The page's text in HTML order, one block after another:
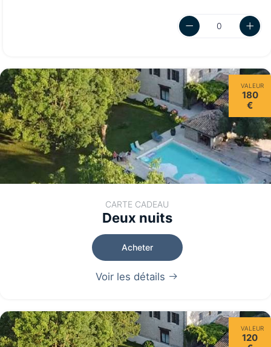
VALEUR
180
€
CARTE CADEAU
Deux nuits
Acheter
Voir les détails
VALEUR
120